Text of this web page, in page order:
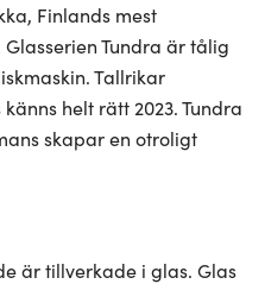
Finlands mest
Tundra är tålig
Tallrikar
helt rätt 2023. Tundra
skapar en otroligt
är tillverkade i glas. Glas